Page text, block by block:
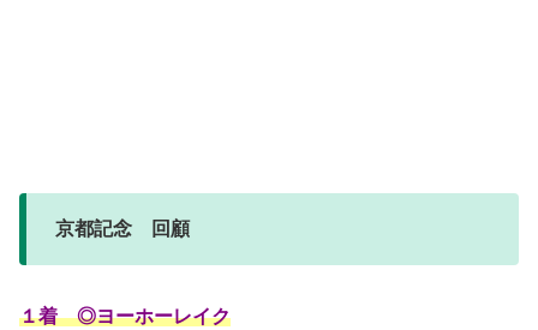
京都記念 回顧
１着 ◎ヨーホーレイク